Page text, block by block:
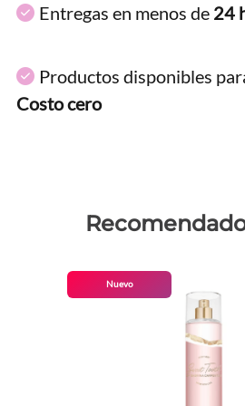
Entregas en menos de 24
Productos disponibles
Costo cero
Nuevo